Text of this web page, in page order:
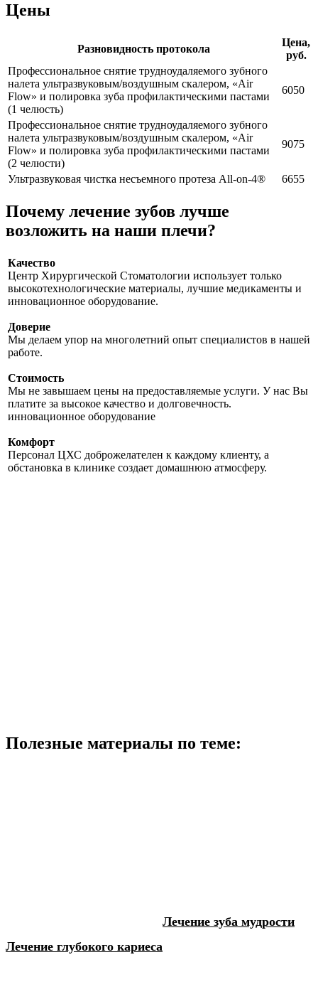
Цены
Разновидность протокола
Цена,
руб.
Профессиональное снятие трудноудаляемого зубного
налета ультразвуковым/воздушным скалером, «Air
Flow» и полировка зуба профилактическими пастами
(1 челюсть)
6050
Профессиональное снятие трудноудаляемого зубного
налета ультразвуковым/воздушным скалером, «Air
Flow» и полировка зуба профилактическими пастами
(2 челюсти)
9075
Ультразвуковая чистка несъемного протеза All-on-4® 6655
Почему лечение зубов лучше
возложить на наши плечи?
Качество
Центр Хирургической Стоматологии использует только
высокотехнологические материалы, лучшие медикаменты и
инновационное оборудование.
Доверие
Мы делаем упор на многолетний опыт специалистов в нашей
работе.
Стоимость
Мы не завышаем цены на предоставляемые услуги. У нас Вы
платите за высокое качество и долговечность.
инновационное оборудование
Комфорт
Персонал ЦХС доброжелателен к каждому клиенту, а
обстановка в клинике создает домашнюю атмосферу.
Полезные материалы по теме:
Лечение глубокого кариеса
Лечение зуба мудрости